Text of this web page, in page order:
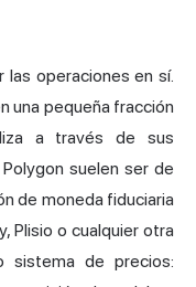
operaciones en sí.
una pequeña fracción
a través de sus
suelen ser de
de moneda fiduciaria
Plisio o cualquier otra
sistema de precios: